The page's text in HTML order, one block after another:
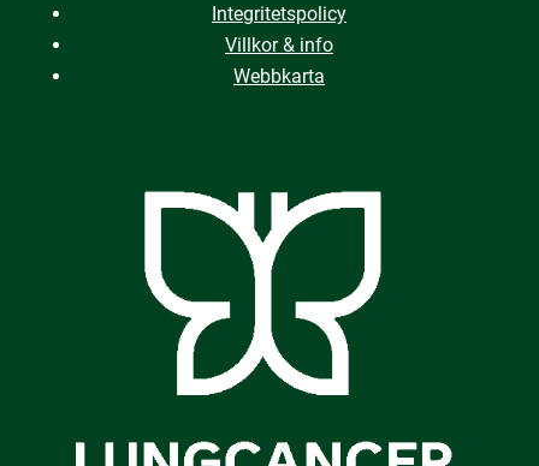
Integritetspolicy
Villkor & info
Webbkarta